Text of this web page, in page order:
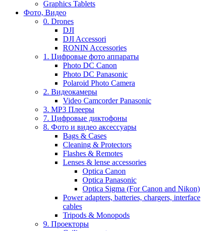
Graphics Tablets
Фото, Видео
0. Drones
DJI
DJI Accessori
RONIN Accessories
1. Цифровые фото аппараты
Photo DC Canon
Photo DC Panasonic
Polaroid Photo Camera
2. Видеокамеры
Video Camcorder Panasonic
3. MP3 Плееры
7. Цифровые диктофоны
8. Фото и видео аксессуары
Bags & Cases
Cleaning & Protectors
Flashes & Remotes
Lenses & lense accessories
Optica Canon
Optica Panasonic
Optica Sigma (For Canon and Nikon)
Power adapters, batteries, chargers, interface
cables
Tripods & Monopods
9. Проекторы